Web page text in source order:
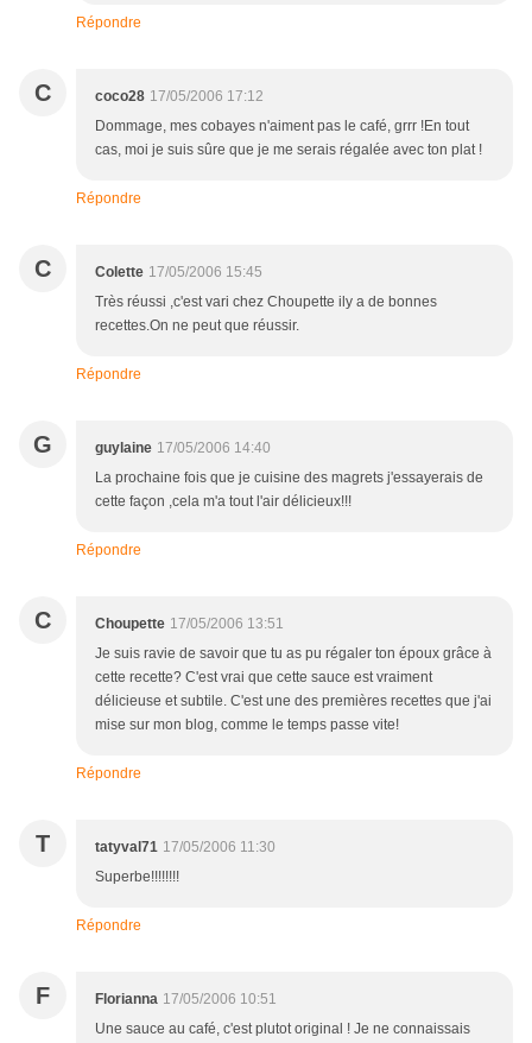
Répondre
C coco28 17/05/2006 17:12
Dommage, mes cobayes n'aiment pas le café, grrr !En tout
cas, moi je suis sûre que je me serais régalée avec ton plat !
Répondre
C Colette 17/05/2006 15:45
Très réussi ,c'est vari chez Choupette ily a de bonnes
recettes.On ne peut que réussir.
Répondre
G guylaine 17/05/2006 14:40
La prochaine fois que je cuisine des magrets j'essayerais de
cette façon ,cela m'a tout l'air délicieux!!!
Répondre
C Choupette 17/05/2006 13:51
Je suis ravie de savoir que tu as pu régaler ton époux grâce à
cette recette? C'est vrai que cette sauce est vraiment
délicieuse et subtile. C'est une des premières recettes que j'ai
mise sur mon blog, comme le temps passe vite!
Répondre
T tatyval71 17/05/2006 11:30
Superbe!!!!!!!!
Répondre
F Florianna 17/05/2006 10:51
Une sauce au café, c'est plutot original ! Je ne connaissais